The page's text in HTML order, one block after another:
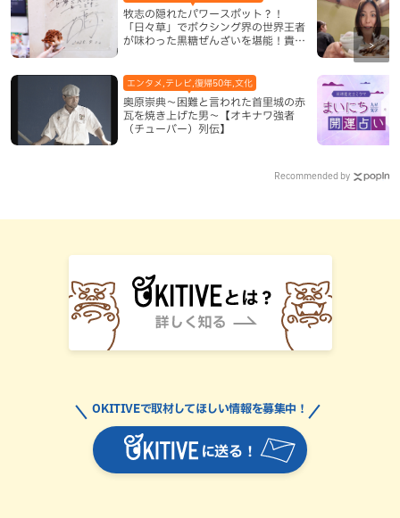
牧志の隠れたパワースポット？！
「日々草」でボクシング界の世界王者
が味わった黒糖ぜんざいを堪能！貴重
奥原崇典～困難と言われた首里城の赤
瓦を焼き上げた男～【オキナワ強者
（チューバー）列伝】
エンタメ,テレビ,復帰50年,文化
Recommended by
に送る！
OKITIVEで取材してほしい情報を募集中！